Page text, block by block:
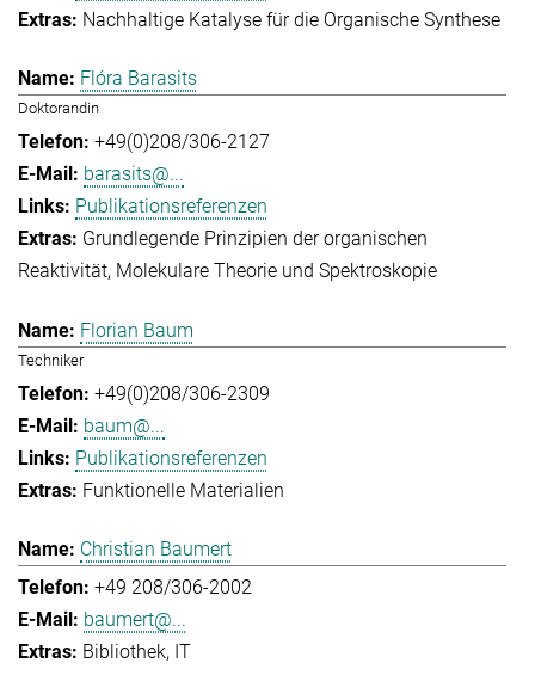
Nachhaltige Katalyse für die Organische Synthese
Flóra Barasits
Doktorandin
+49(0)208/306-2127
barasits@...
Publikationsreferenzen
Grundlegende Prinzipien der organischen
Reaktivität Molekulare Theorie und Spektroskopie
Florian Baum
Techniker
+49(0)208/306-2309
baum@...
Publikationsreferenzen
Funktionelle Materialien
Christian Baumert
+49 208/306-2002
baumert@...
Bibliothek IT